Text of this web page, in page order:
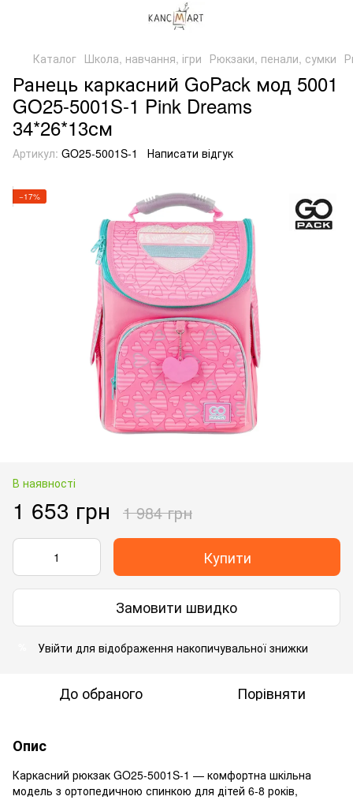
Каталог Школа, навчання, ігри Рюкзаки, пенали, сумки
Ранець каркасний GoPack мод 5001
GO25-5001S-1 Pink Dreams
34*26*13см
Артикул: GO25-5001S-1 Написати відгук
−17%
В наявності
1 653 грн 1 984 грн
Купити
Замовити швидко
Увійти для відображення накопичувальної знижки
До обраного Порівняти
Опис
Каркасний рюкзак GO25-5001S-1 — комфортна шкільна
модель з ортопедичною спинкою для дітей 6-8 років,